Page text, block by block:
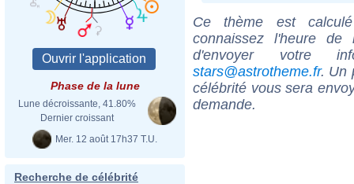
Phase de la lune
Lune décroissante, 41.80%
Dernier croissant
Mer. 12 août 17h37 T.U.
Recherche de célébrité
Ce thème est
connaissez l'heure de
d'envoyer votre
stars@astrotheme.fr. Un
célébrité vous sera
demande.